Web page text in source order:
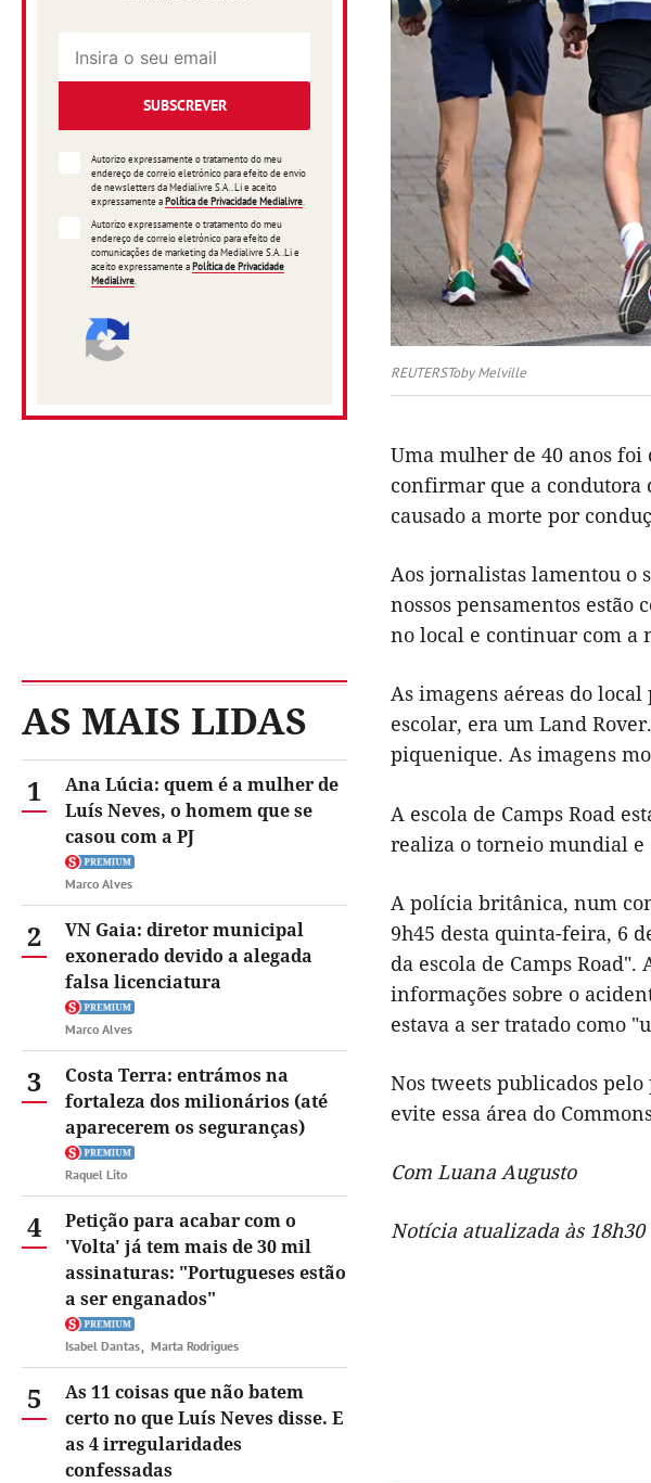
SUBSCREVER
Autorizo expressamente o tratamento do meu
endereço de correio eletrónico para efeito de envio
de newsletters da Medialivre S.A.. Li e aceito
expressamente aPolítica de Privacidade Medialivre
Autorizo expressamente o tratamento do meu
endereço de correio eletrónico para efeito de
comunicações de marketing da Medialivre S.A..Li e
aceito expressamente aPolítica de Privacidade
Medialivre
AS MAIS LIDAS
1
Ana Lúcia: quem é a mulher de
Luís Neves, o homem que se
casou com a PJ
Marco Alves
2
VN Gaia: diretor municipal
exonerado devido a alegada
falsa licenciatura
Marco Alves
3
Costa Terra: entrámos na
fortaleza dos milionários (até
aparecerem os seguranças)
Raquel Lito
4
Petição para acabar com o
'Volta' já tem mais de 30 mil
assinaturas: "Portugueses estão
a ser enganados"
Isabel Dantas Marta Rodrigues
5
As 11 coisas que não batem
certo no que Luís Neves disse. E
as 4 irregularidades
confessadas
REUTERSToby Melville
Uma mulher de 40 anos foi
confirmar que a condutora
causado a morte por
Aos jornalistas lamentou o
nossos pensamentos estão
no local e continuar com a
As imagens aéreas do
escolar, era um Land
piquenique. As imagens
A escola de Camps Road
realiza o torneio mundial e
A polícia britânica, num
9h45 desta quinta-feira, 6
da escola de Camps
informações sobre o
estava a ser tratado como
Nos tweets publicados
evite essa área do
Com Luana Augusto
Notícia atualizada às